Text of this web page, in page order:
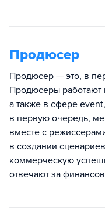
Продюсер
Продюсер — это, в
Продюсеры работают
а также в сфере
в первую очередь,
вместе с
в создании
коммерческую
отвечают за